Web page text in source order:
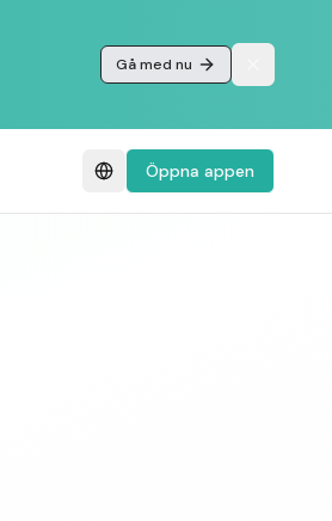
Gå med nu
Öppna appen